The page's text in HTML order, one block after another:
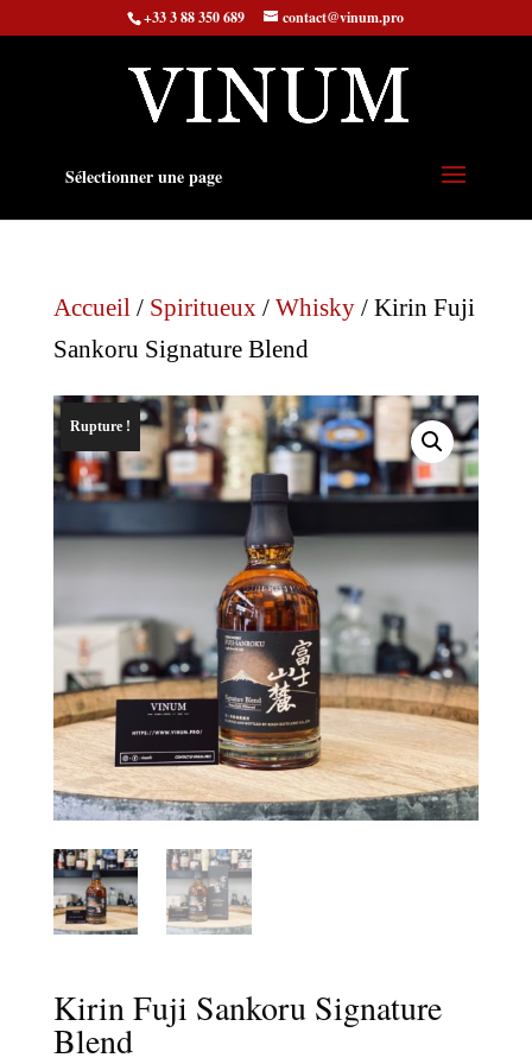
+33 3 88 350 689 contact@vinum.pro
Sélectionner une page
Accueil/ Spiritueux/ Whisky/ Kirin Fuji
Sankoru Signature Blend
Rupture !
Kirin Fuji Sankoru Signature
Blend